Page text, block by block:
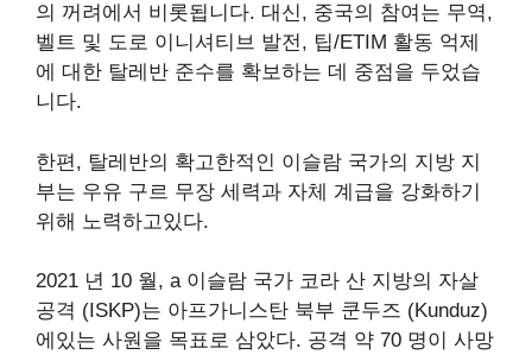
의 꺼려에서 비롯됩니다. 대신, 중국의 참여는 무역,
​​벨트 및 도로 이니셔티브 발전, 팁/ETIM 활동 억제
에 대한 탈레반 준수를 확보하는 데 중점을 두었습
니다.
한편, 탈레반의 확고한적인 이슬람 국가의 지방 지
부는 우유 구르 무장 세력과 자체 계급을 강화하기
위해 노력하고있다.
2021 년 10 월, a 이슬람 국가 코라 산 지방의 자살
공격 (ISKP)는 아프가니스탄 북부 쿤두즈 (Kunduz)
에있는 사원을 목표로 삼았다. 공격 약 70 명이 사망